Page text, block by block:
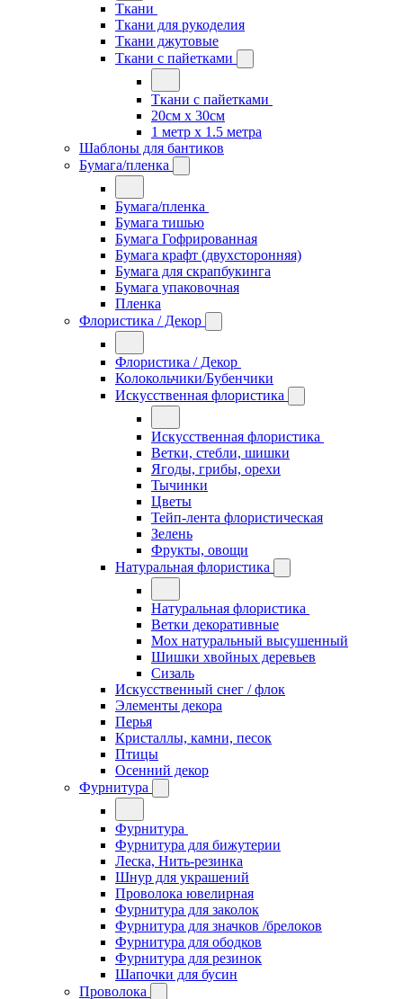
Ткани
Ткани для рукоделия
Ткани джутовые
Ткани с пайетками
Ткани с пайетками
20см х 30см
1 метр х 1.5 метра
Шаблоны для бантиков
Бумага/пленка
Бумага/пленка
Бумага тишью
Бумага Гофрированная
Бумага крафт (двухсторонняя)
Бумага для скрапбукинга
Бумага упаковочная
Пленка
Флористика / Декор
Флористика / Декор
Колокольчики/Бубенчики
Искусственная флористика
Искусственная флористика
Ветки, стебли, шишки
Ягоды, грибы, орехи
Тычинки
Цветы
Тейп-лента флористическая
Зелень
Фрукты, овощи
Натуральная флористика
Натуральная флористика
Ветки декоративные
Мох натуральный высушенный
Шишки хвойных деревьев
Сизаль
Искусственный снег / флок
Элементы декора
Перья
Кристаллы, камни, песок
Птицы
Осенний декор
Фурнитура
Фурнитура
Фурнитура для бижутерии
Леска, Нить-резинка
Шнур для украшений
Проволока ювелирная
Фурнитура для заколок
Фурнитура для значков /брелоков
Фурнитура для ободков
Фурнитура для резинок
Шапочки для бусин
Проволока